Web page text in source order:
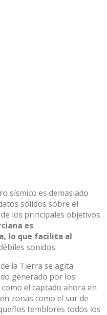
sísmico es demasiado
sólidos sobre el
los principales objetivos
es
lo que facilita al
sonidos.
la Tierra se agita
generado por los
el captado ahora en
zonas como el sur de
temblores todos los